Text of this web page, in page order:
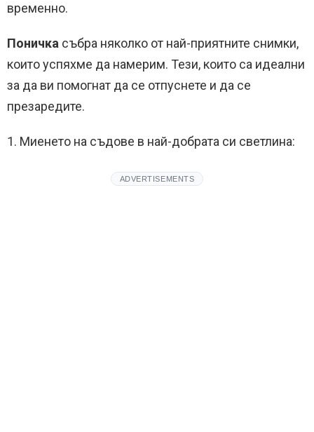
временно.
Поничка събра няколко от най-приятните снимки,
които успяхме да намерим. Тези, които са идеални
за да ви помогнат да се отпуснете и да се
презаредите.
1. Миенето на съдове в най-добрата си светлина:
ADVERTISEMENTS